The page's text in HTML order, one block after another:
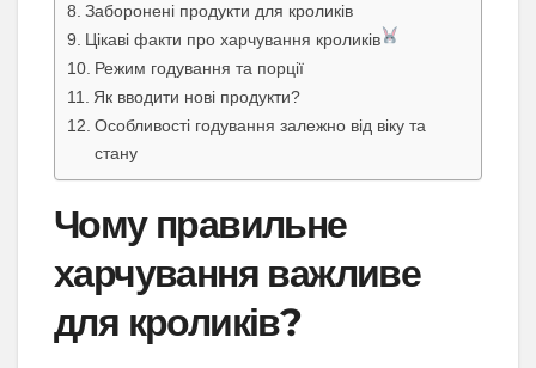
Заборонені продукти для кроликів
Цікаві факти про харчування кроликів
Режим годування та порції
Як вводити нові продукти?
Особливості годування залежно від віку та
стану
Чому правильне
харчування важливе
для кроликів?